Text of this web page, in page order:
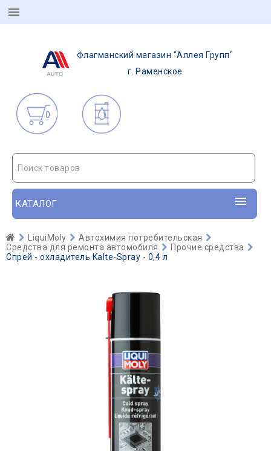
Флагманский магазин "Аллея Групп"
г. Раменское
0
Поиск товаров
КАТАЛОГ
LiquiMoly
Автохимия потребительская
Средства для ремонта автомобиля
Прочие средства
Спрей - охладитель Kalte-Spray - 0,4 л